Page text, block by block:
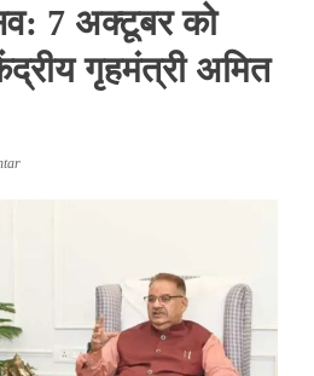
7 अक्टूबर को
गृहमंत्री अमित